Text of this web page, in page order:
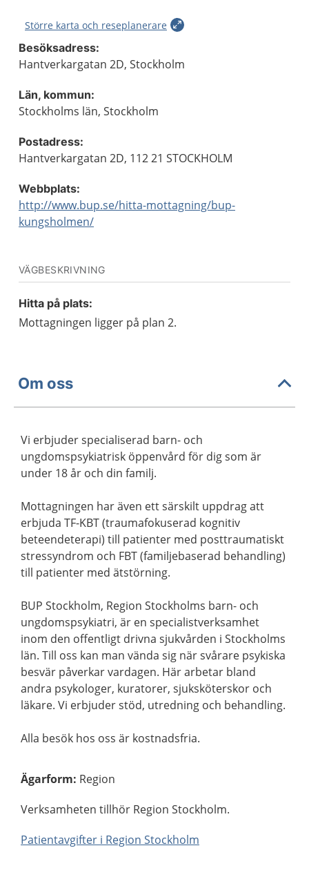
Större karta och reseplanerare
Besöksadress:
Hantverkargatan 2D, Stockholm
Län, kommun:
Stockholms län, Stockholm
Postadress:
Hantverkargatan 2D, 112 21 STOCKHOLM
Webbplats:
http://www.bup.se/hitta-mottagning/bup-
kungsholmen/
VÄGBESKRIVNING
Hitta på plats:
Mottagningen ligger på plan 2.
Om oss
Vi erbjuder specialiserad barn- och
ungdomspsykiatrisk öppenvård för dig som är
under 18 år och din familj.
Mottagningen har även ett särskilt uppdrag att
erbjuda TF-KBT (traumafokuserad kognitiv
beteendeterapi) till patienter med posttraumatiskt
stressyndrom och FBT (familjebaserad behandling)
till patienter med ätstörning.
BUP Stockholm, Region Stockholms barn- och
ungdomspsykiatri, är en specialistverksamhet
inom den offentligt drivna sjukvården i Stockholms
län. Till oss kan man vända sig när svårare psykiska
besvär påverkar vardagen. Här arbetar bland
andra psykologer, kuratorer, sjuksköterskor och
läkare. Vi erbjuder stöd, utredning och behandling.
Alla besök hos oss är kostnadsfria.
Ägarform: Region
Verksamheten tillhör Region Stockholm.
Patientavgifter i Region Stockholm